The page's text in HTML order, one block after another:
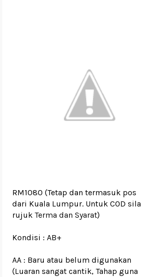
RM1080 (Tetap dan termasuk pos
dari Kuala Lumpur. Untuk COD sila
rujuk Terma dan Syarat)
Kondisi : AB+
AA : Baru atau belum digunakan
(Luaran sangat cantik, Tahap guna